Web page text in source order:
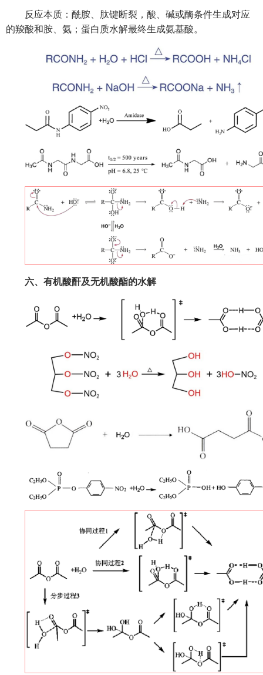
反应本质：酰胺、肽键断裂，酸、碱或酶条件生成对应
的羧酸和胺、氨；蛋白质水解最终生成氨基酸。
六、有机酸酐及无机酸酯的水解